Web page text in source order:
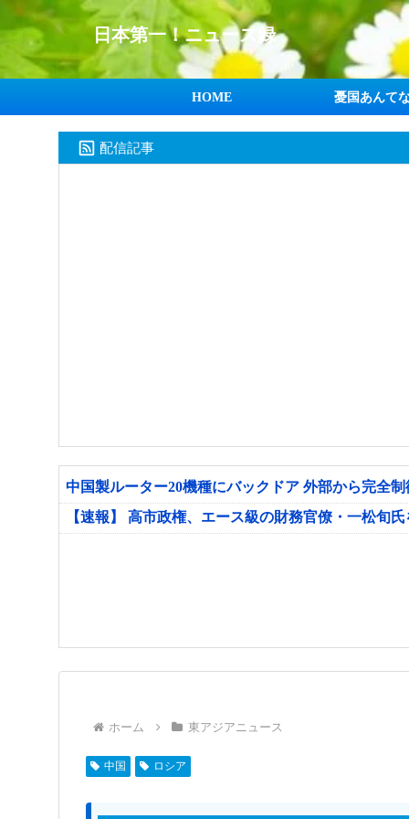
日本第一！ニュース録
HOME 憂国あんて
配信記事
中国製ルーター20機種にバックドア 外部から完全
【速報】 高市政権、エース級の財務官僚・一松旬
ホーム 東アジアニュース
中国 ロシア